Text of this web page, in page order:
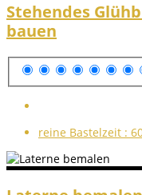
Stehendes
bauen
reine Bastelzeit :